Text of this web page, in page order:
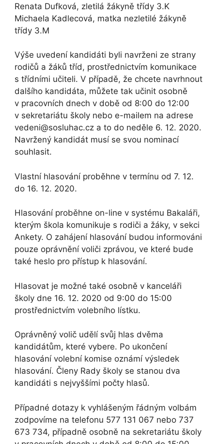
Renata Dufková, zletilá žákyně třídy 3.K
Michaela Kadlecová, matka nezletilé žákyně
třídy 3.M
Výše uvedení kandidáti byli navrženi ze strany
rodičů a žáků tříd, prostřednictvím komunikace
s třídními učiteli. V případě, že chcete navrhnout
dalšího kandidáta, můžete tak učinit osobně
v pracovních dnech v době od 8:00 do 12:00
v sekretariátu školy nebo e-mailem na adrese
vedeni@sosluhac.cz a to do neděle 6. 12. 2020.
Navržený kandidát musí se svou nominací
souhlasit.
Vlastní hlasování proběhne v termínu od 7. 12.
do 16. 12. 2020.
Hlasování proběhne on-line v systému Bakaláři,
kterým škola komunikuje s rodiči a žáky, v sekci
Ankety. O zahájení hlasování budou informováni
pouze oprávnění voliči zprávou, ve které bude
také heslo pro přístup k hlasování.
Hlasovat je možné také osobně v kanceláři
školy dne 16. 12. 2020 od 9:00 do 15:00
prostřednictvím volebního lístku.
Oprávněný volič udělí svůj hlas dvěma
kandidátům, které vybere. Po ukončení
hlasování volební komise oznámí výsledek
hlasování. Členy Rady školy se stanou dva
kandidáti s nejvyššími počty hlasů.
Případné dotazy k vyhlášeným řádným volbám
zodpovíme na telefonu 577 131 067 nebo 737
673 734, případně osobně na sekretariátu školy